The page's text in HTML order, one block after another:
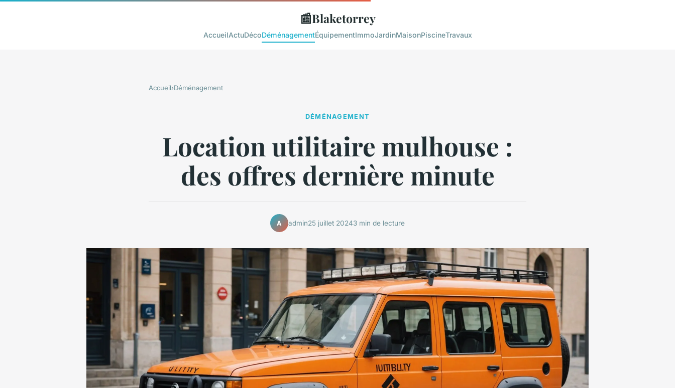
📰Blaketorrey
AccueilActuDécoDéménagementÉquipementImmoJardinMaisonPiscineTravaux
Accueil›Déménagement
DÉMÉNAGEMENT
Location utilitaire mulhouse :
des offres dernière minute
A admin25 juillet 20243 min de lecture